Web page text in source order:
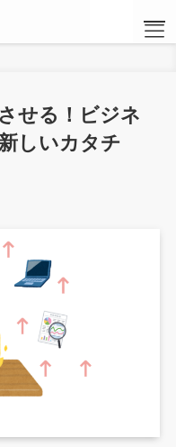
せる！ビジネ
しいカタチ